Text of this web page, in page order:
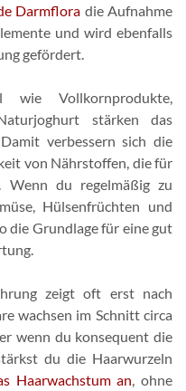
Darmflora die Aufnahme
und wird ebenfalls
gefördert.
wie Vollkornprodukte,
stärken das
verbessern sich die
von Nährstoffen, die für
Wenn du regelmäßig zu
Hülsenfrüchten und
die Grundlage für eine gut
zeigt oft erst nach
wachsen im Schnitt circa
wenn du konsequent die
du die Haarwurzeln
Haarwachstum an, ohne